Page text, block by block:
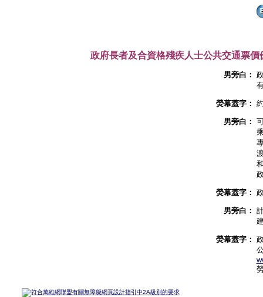
政府長者及合資格殘疾人士公共交通票價
男旁白：
熒幕蓋字：
男旁白：
熒幕蓋字：
男旁白：
熒幕蓋字：